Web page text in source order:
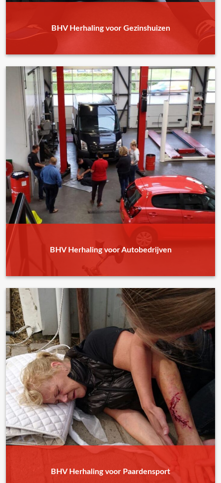
BHV Herhaling voor Gezinshuizen
BHV Herhaling voor Autobedrijven
BHV Herhaling voor Paardensport